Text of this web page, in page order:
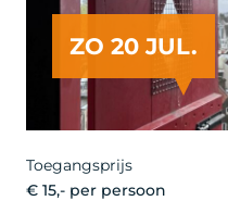
ZO 20 JUL.
Toegangsprijs
€ 15,- per persoon